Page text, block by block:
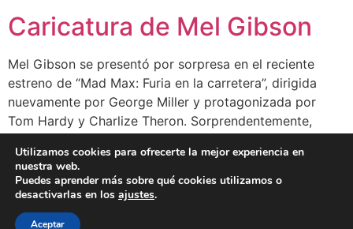
Caricatura de Mel Gibson
Mel Gibson se presentó por sorpresa en el reciente
estreno de “Mad Max: Furia en la carretera”, dirigida
nuevamente por George Miller y protagonizada por
Tom Hardy y Charlize Theron. Sorprendentemente,
australiano sino un actor norteamericano nacido en
Nueva York el 3 de Enero de 1956. […]
BLOG CLIENTES
Utilizamos cookies para ofrecerte la mejor experiencia en
nuestra web.
Puedes aprender más sobre qué cookies utilizamos o
desactivarlas en los ajustes.
Aceptar